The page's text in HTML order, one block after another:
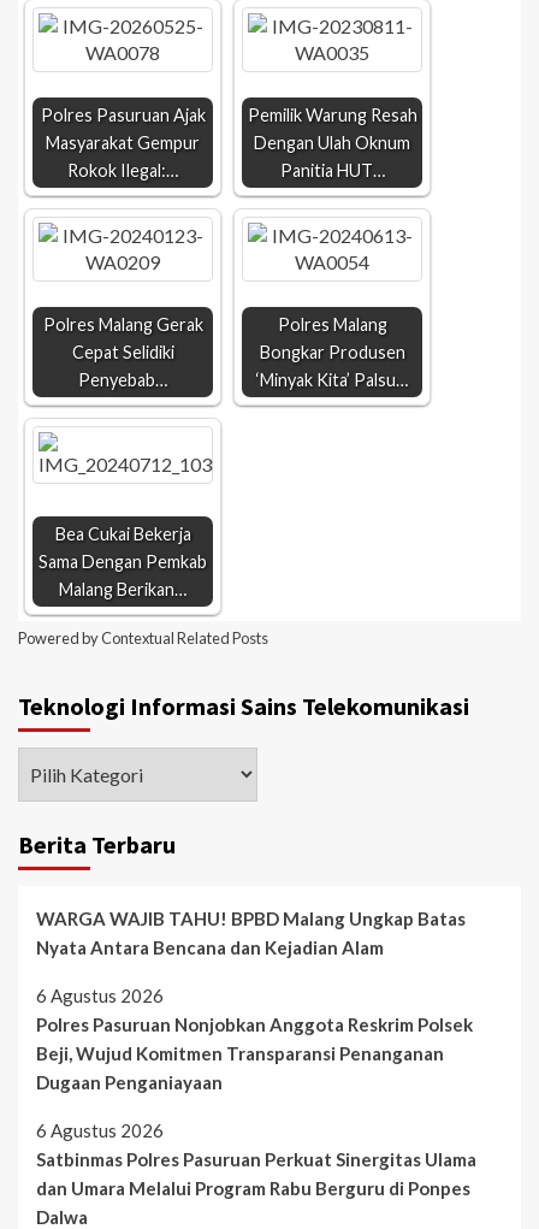
Polres Pasuruan Ajak
Masyarakat Gempur
Rokok Ilegal:…
Pemilik Warung Resah
Dengan Ulah Oknum
Panitia HUT…
Polres Malang Gerak
Cepat Selidiki
Penyebab…
Polres Malang
Bongkar Produsen
‘Minyak Kita’ Palsu…
Bea Cukai Bekerja
Sama Dengan Pemkab
Malang Berikan…
Powered byContextual Related Posts
Teknologi Informasi Sains Telekomunikasi
Berita Terbaru
WARGA WAJIB TAHU! BPBD Malang Ungkap Batas
Nyata Antara Bencana dan Kejadian Alam
6 Agustus 2026
Polres Pasuruan Nonjobkan Anggota Reskrim Polsek
Beji, Wujud Komitmen Transparansi Penanganan
Dugaan Penganiayaan
6 Agustus 2026
Satbinmas Polres Pasuruan Perkuat Sinergitas Ulama
dan Umara Melalui Program Rabu Berguru di Ponpes
Dalwa